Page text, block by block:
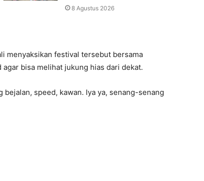
8 Agustus 2026
menyaksikan festival tersebut bersama
bisa melihat jukung hias dari dekat.
speed, kawan. Iya ya, senang-senang